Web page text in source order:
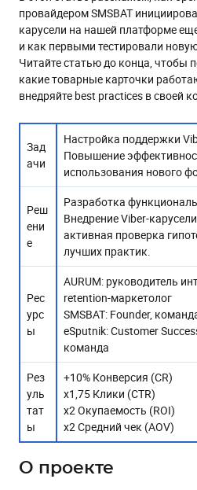
провайдером SMSBAT
карусели на нашей платформе
и как первыми тестировали
Читайте статью до конца, чтобы
какие товарные карточки
внедряйте best practices в своей
Зад
ачи
Настройка поддержки
Повышение
использования нового
Реш
ени
е
Разработка
Внедрение Viber-
активная проверка
лучших практик.
Рес
урс
ы
AURUM: руководитель
retention-маркетолог
SMSBAT: Founder,
eSputnik: Customer
команда
Рез
уль
тат
ыㅤㅤㅤ
+10% Конверсия (CR)
x1,75 Клики (CTR)
x2 Окупаемость (ROI)
x2 Средний чек (AOV)
О проекте